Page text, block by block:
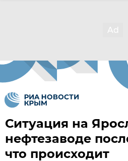
Ситуация на
нефтезаводе
что происходит